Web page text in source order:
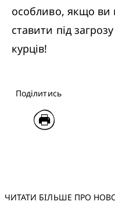
особливо, якщо ви
ставити під
курців!
Поділитись
ЧИТАТИ БІЛЬШЕ ПРО